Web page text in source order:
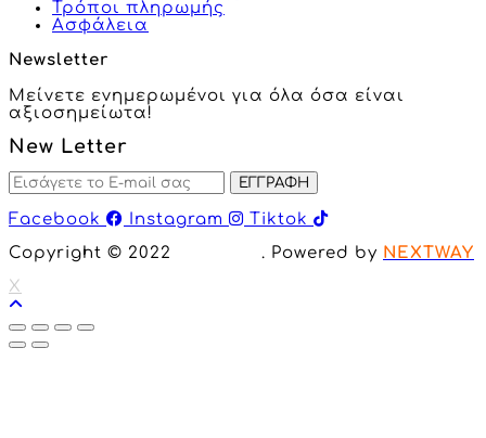
Τρόποι πληρωμής
Ασφάλεια
Newsletter
Μείνετε ενημερωμένοι για όλα όσα είναι
αξιοσημείωτα!
New Letter
ΕΓΓΡΑΦΗ
Facebook Instagram
Tiktok
Copyright © 2022
. Powered by NEXTWAY
X